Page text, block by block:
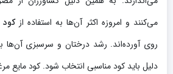
می‌کنند و امروزه اکثر آن‌ها به استفاده از
روی آورده‌اند. رشد درختان و سرسبزی
دلیل باید کود مناسبی انتخاب شود. کود مایع